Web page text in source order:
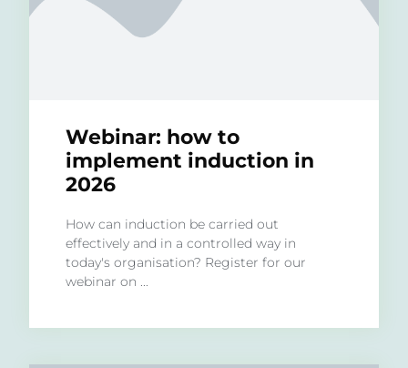
Webinar: how to
implement induction in
2026
How can induction be carried out
effectively and in a controlled way in
today's organisation? Register for our
webinar on ...